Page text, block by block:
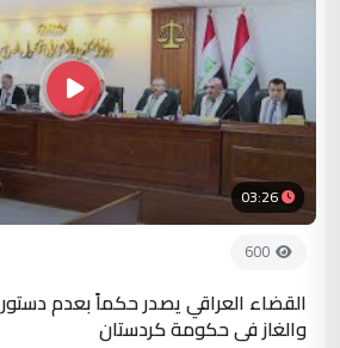
03:26
600
القضاء العراقي يصدر حكماً بعدم
والغاز في حكومة كردستان